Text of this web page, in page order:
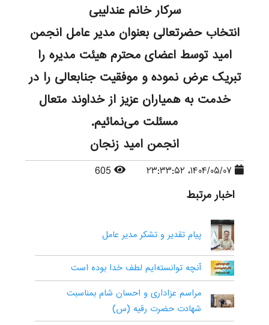
سرکار خانم عندلیبی
انتخاب حضرتعالی بعنوان مدیر عامل انجمن
امید توسط اعضای محترم هیئت مدیره را
تبریک عرض نموده و موفقیت جنابعالی را در
خدمت به همیاران عزیز از خداوند متعال
مسئلت می‌نمائیم.
انجمن امید زنجان
اخبار مرتبط
پیام تقدیر و تشکر مدیر عامل
آنچه توانسته‌ایم لطف خدا بوده است
مراسم عزاداری و احسان شام بمناسبت
شهادت حضرت رقیه (س)